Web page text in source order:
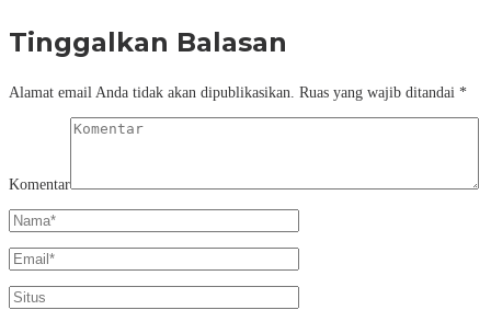
Tinggalkan Balasan
Alamat email Anda tidak akan dipublikasikan. Ruas yang wajib ditandai *
Komentar